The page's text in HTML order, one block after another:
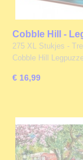
Cobble Hill -
of the Sea -
275 XL Stukjes -
Cobble Hill
€ 16,99